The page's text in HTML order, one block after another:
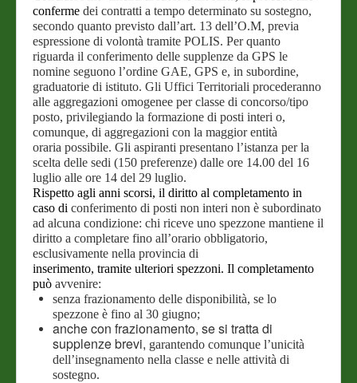
conferme dei contratti a tempo determinato su sostegno,
secondo quanto previsto dall’art. 13 dell’O.M, previa
espressione di volontà tramite POLIS. Per quanto
riguarda il conferimento delle supplenze da GPS le
nomine seguono l’ordine GAE, GPS e, in subordine,
graduatorie di istituto. Gli Uffici Territoriali procederanno
alle aggregazioni omogenee perclasse di concorso/tipo
posto, privilegiando la formazione di posti interi o,
comunque, di aggregazioni con la maggior entità
oraria possibile. Gli aspiranti presentano l’istanza per la
scelta delle sedi (150 preferenze) dalle ore 14.00 del 16
luglio alle ore 14 del 29 luglio.
Rispetto agli anni scorsi, il diritto al completamento in
caso di conferimento di posti non interi non è subordinato
ad alcuna condizione: chi riceve uno spezzone mantiene il
diritto a completare fino all’orario obbligatorio,
esclusivamente nella provincia di
inserimento, tramite ulteriori spezzoni. Il completamento
può avvenire:
senza frazionamento delle disponibilità, se lo
spezzone è fino al 30 giugno;
anche con frazionamento, se si tratta di
supplenze brevi, garantendo comunque l’unicità
dell’insegnamento nella classe e nelle attività di
sostegno.